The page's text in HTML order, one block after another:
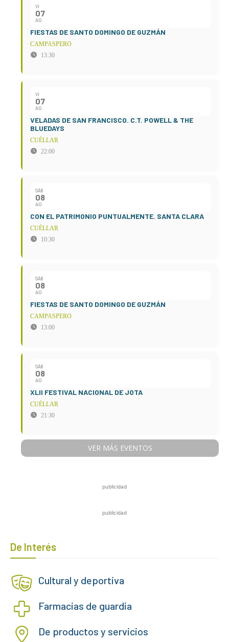
VI
07
AG
FIESTAS DE SANTO DOMINGO DE GUZMÁN
CAMPASPERO
13:30
VI
07
AG
VELADAS DE SAN FRANCISCO. C.T. POWELL & THE
BLUEDAYS
CUÉLLAR
22:00
SÁB
08
AG
CON EL PATRIMONIO PUNTUALMENTE. SANTA CLARA
CUÉLLAR
10:30
SÁB
08
AG
FIESTAS DE SANTO DOMINGO DE GUZMÁN
CAMPASPERO
13:00
SÁB
08
AG
XLII FESTIVAL NACIONAL DE JOTA
CUÉLLAR
21:30
VER MÁS EVENTOS
publicidad
publicidad
De Interés
Cultural y deportiva
Farmacias de guardia
De productos y servicios